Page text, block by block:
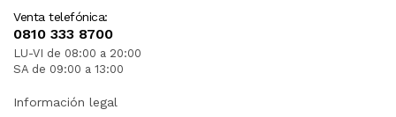
Venta telefónica:
0810 333 8700
LU-VI de 08:00 a 20:00
SA de 09:00 a 13:00
Información legal